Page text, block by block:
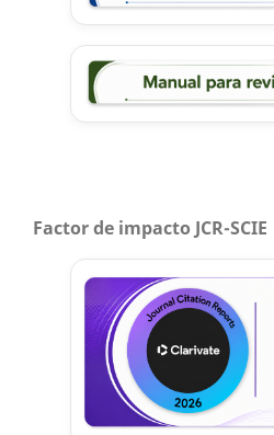
Factor de impacto JCR-SCIE